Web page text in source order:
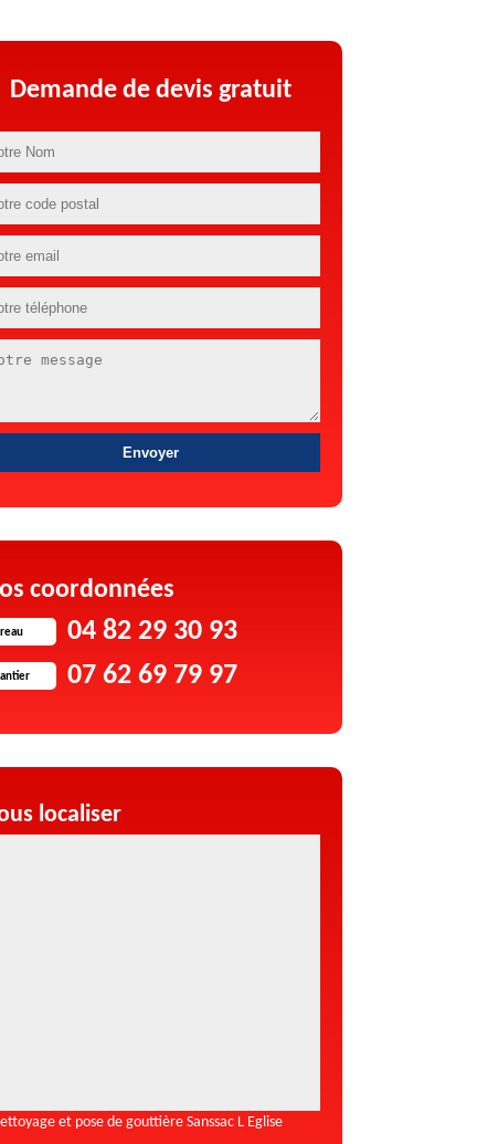
Demande de devis gratuit
coordonnées
04 82 29 30 93
07 62 69 79 97
localiser
et pose de gouttière Sanssac L Eglise